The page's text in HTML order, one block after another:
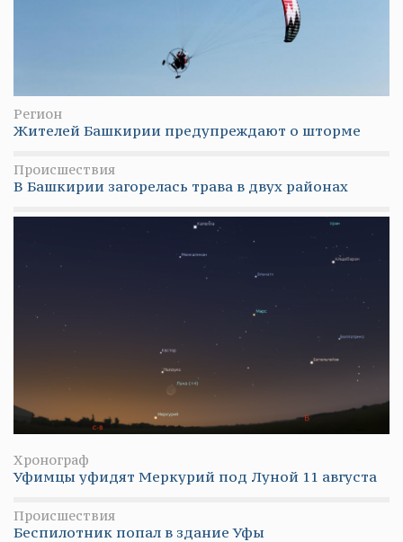
Регион
Жителей Башкирии предупреждают о шторме
Происшествия
В Башкирии загорелась трава в двух районах
Хронограф
Уфимцы уфидят Меркурий под Луной 11 августа
Происшествия
Беспилотник попал в здание Уфы